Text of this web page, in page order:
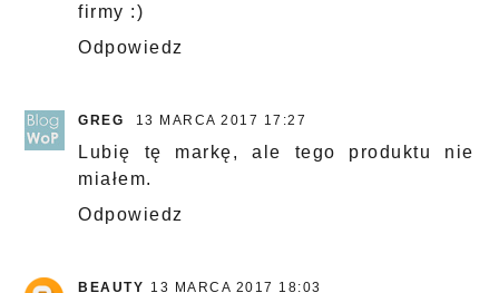
firmy :)
Odpowiedz
GREG 13 MARCA 2017 17:27
Lubię tę markę, ale tego produktu nie
miałem.
Odpowiedz
BEAUTY 13 MARCA 2017 18:03